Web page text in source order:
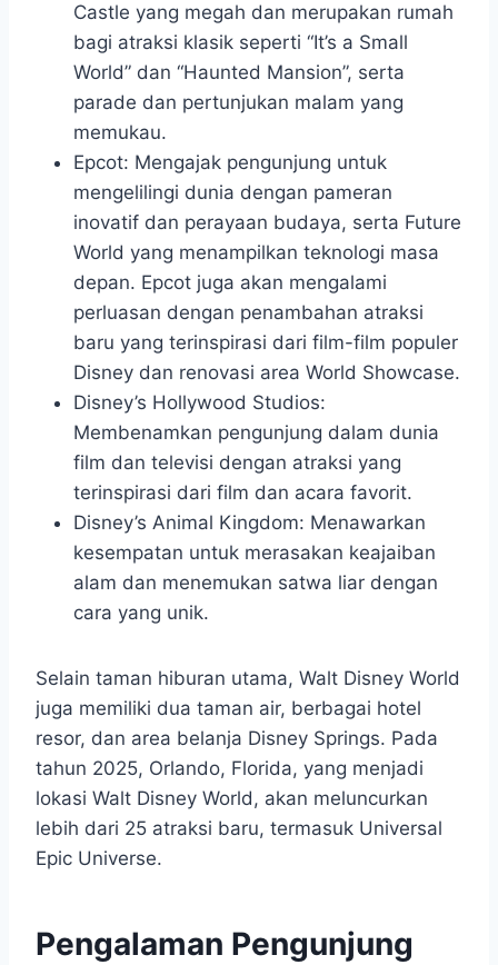
Castle yang megah dan merupakan rumah
bagi atraksi klasik seperti “It’s a Small
World” dan “Haunted Mansion”, serta
parade dan pertunjukan malam yang
memukau.
Epcot: Mengajak pengunjung untuk
mengelilingi dunia dengan pameran
inovatif dan perayaan budaya, serta Future
World yang menampilkan teknologi masa
depan. Epcot juga akan mengalami
perluasan dengan penambahan atraksi
baru yang terinspirasi dari film-film populer
Disney dan renovasi area World Showcase.
Disney’s Hollywood Studios:
Membenamkan pengunjung dalam dunia
film dan televisi dengan atraksi yang
terinspirasi dari film dan acara favorit.
Disney’s Animal Kingdom: Menawarkan
kesempatan untuk merasakan keajaiban
alam dan menemukan satwa liar dengan
cara yang unik.
Selain taman hiburan utama, Walt Disney World
juga memiliki dua taman air, berbagai hotel
resor, dan area belanja Disney Springs. Pada
tahun 2025, Orlando, Florida, yang menjadi
lokasi Walt Disney World, akan meluncurkan
lebih dari 25 atraksi baru, termasuk Universal
Epic Universe.
Pengalaman Pengunjung